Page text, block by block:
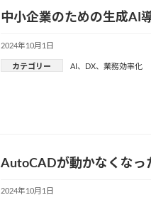
中小企業のための生成AI
2024年10月1日
カテゴリー AI、 DX、 業務効率化
AutoCADが動かなくなっ
2024年10月1日